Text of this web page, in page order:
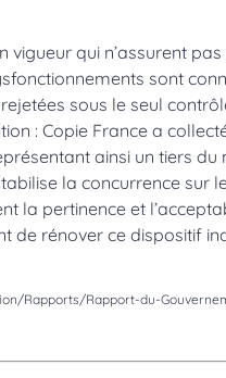
qui n’assurent pas
sont
sous le seul
: Copie France a
ainsi un tiers
la concurrence sur
la pertinence et
de rénover ce dispositif
Rapport-du-